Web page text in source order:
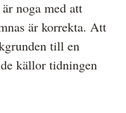
noga med att
är korrekta. Att
till en
källor tidningen